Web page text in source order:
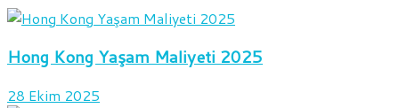
Hong Kong Yaşam Maliyeti 2025
28 Ekim 2025